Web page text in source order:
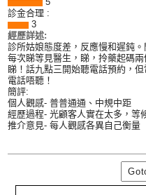
診金合理 :
3
經歷詳述:
診所姑娘態度差，反應慢和遲鈍
每次睇等見醫生，睇，拎藥起碼
睇！話九點三開始聽電話預約，
電話唔聽！
簡評:
個人觀感- 普普通通、中規中距
經歷過程- 光顧客人實在太多，等
推介意見- 每人觀感各異自己衡量